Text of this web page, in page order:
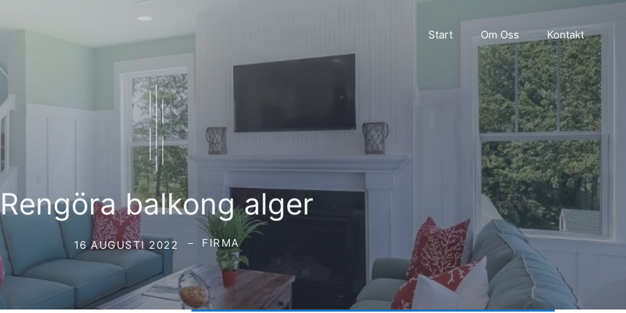
Start Om Oss Kontakt
Rengöra balkong alger
16 AUGUSTI 2022 FIRMA